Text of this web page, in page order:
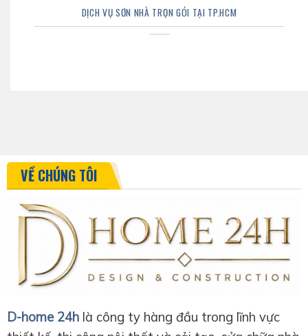
DỊCH VỤ SƠN NHÀ TRỌN GÓI TẠI TP.HCM
VỀ CHÚNG TÔI
D-home 24h là công ty hàng đầu trong lĩnh vực